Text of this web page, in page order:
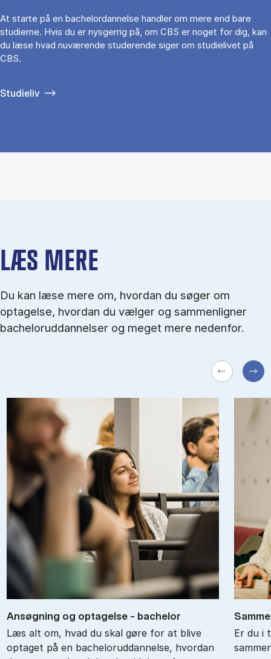
At starte på en bachelordannelse handler om mere end bare
studierne. Hvis du er nysgerrig på, om CBS er noget for dig, kan
du læse hvad nuværende studerende siger om studielivet på
CBS.
Studieliv
LÆS MERE
Du kan læse mere om, hvordan du søger om
optagelse, hvordan du vælger og sammenligner
bacheloruddannelser og meget mere nedenfor.
An­søg­ning og op­ta­gel­se - ba­chel­or
Læs alt om, hvad du skal gøre for at blive
optaget på en bacheloruddannelse, hvordan
Er du i